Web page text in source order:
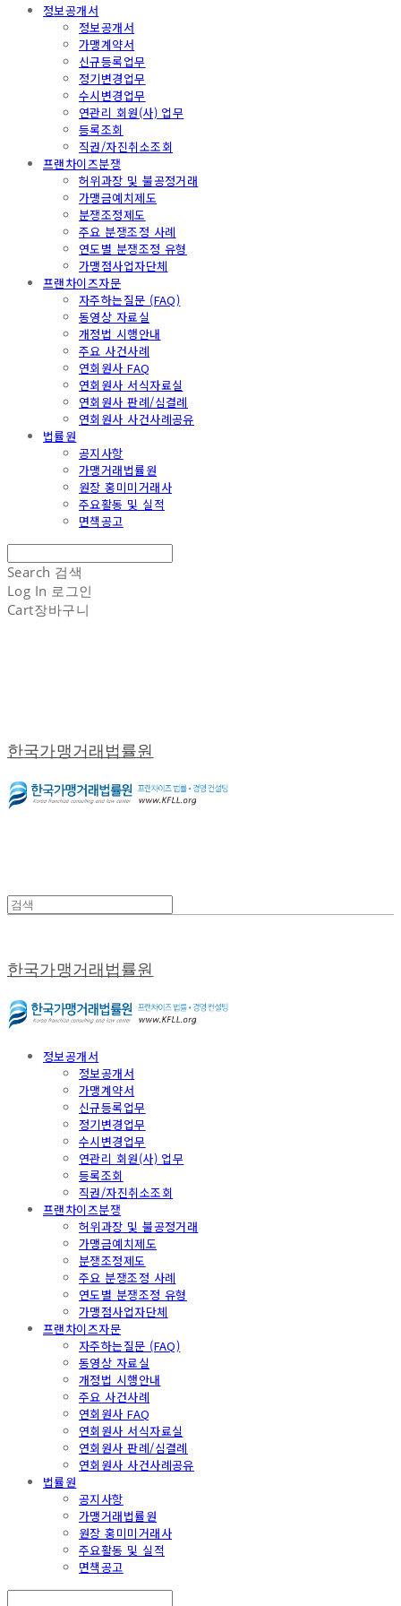
정보공개서
정보공개서
가맹계약서
신규등록업무
정기변경업무
수시변경업무
연관리 회원(사) 업무
등록조회
직권/자진취소조회
프랜차이즈분쟁
허위과장 및 불공정거래
가맹금예치제도
분쟁조정제도
주요 분쟁조정 사례
연도별 분쟁조정 유형
가맹점사업자단체
프랜차이즈자문
자주하는질문 (FAQ)
동영상 자료실
개정법 시행안내
주요 사건사례
연회원사 FAQ
연회원사 서식자료실
연회원사 판례/심결례
연회원사 사건사례공유
법률원
공지사항
가맹거래법률원
원장 홍미미거래사
주요활동 및 실적
면책공고
Search 검색
Log In 로그인
Cart장바구니
한국가맹거래법률원
한국가맹거래법률원
정보공개서
정보공개서
가맹계약서
신규등록업무
정기변경업무
수시변경업무
연관리 회원(사) 업무
등록조회
직권/자진취소조회
프랜차이즈분쟁
허위과장 및 불공정거래
가맹금예치제도
분쟁조정제도
주요 분쟁조정 사례
연도별 분쟁조정 유형
가맹점사업자단체
프랜차이즈자문
자주하는질문 (FAQ)
동영상 자료실
개정법 시행안내
주요 사건사례
연회원사 FAQ
연회원사 서식자료실
연회원사 판례/심결례
연회원사 사건사례공유
법률원
공지사항
가맹거래법률원
원장 홍미미거래사
주요활동 및 실적
면책공고